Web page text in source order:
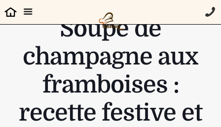
Soupe de
champagne aux
framboises :
recette festive et